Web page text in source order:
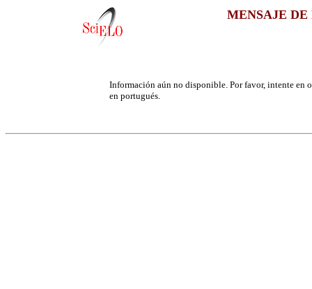
MENSAJE
Información aún no disponible. Por favor, intente en
en portugués.